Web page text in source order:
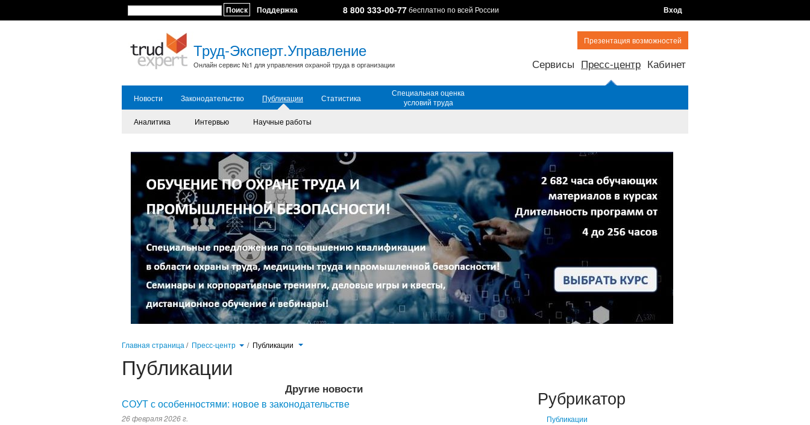
Поиск Поддержка 8 800 333-00-77бесплатно по всей России Вход
Труд-Эксперт.Управление
Онлайн сервис №1 для управления охраной труда в организации
Презентация возможностей
Сервисы Пресс-центр Кабинет
Новости Законодательство Публикации Статистика
Специальная оценка
условий труда
Аналитика
Интервью Научные работы
Главная страница / Пресс-центр / Публикации
Публикации
Рубрикатор
Публикации
Другие новости
СОУТ с особенностями: новое в законодательстве
26 февраля 2026 г.